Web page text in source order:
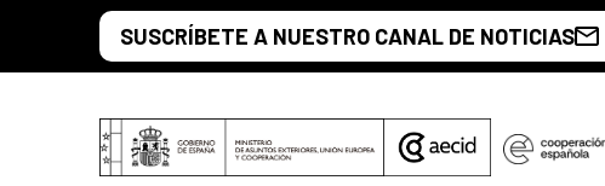
Saltar al contenido principal
SUSCRÍBETE A NUESTRO CANAL DE NOTICIAS